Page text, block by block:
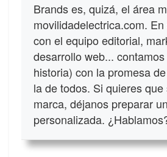
Brands es, quizá, el área
movilidadelectrica.com.
con el equipo editorial,
desarrollo web...
historia) con la promesa
la de todos. Si quieres
marca, déjanos preparar
personalizada.